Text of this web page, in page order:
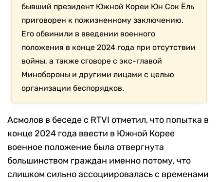
бывший президент Южной Кореи Юн Сок Ëль
приговорен к пожизненному заключению.
Его обвинили в введении военного
положения в конце 2024 года при отсутствии
войны, а также сговоре с экс-главой
Минобороны и другими лицами с целью
организации беспорядков.
Асмолов в беседе с RTVI отметил, что попытка в
конце 2024 года ввести в Южной Корее
военное положение была отвергнута
большинством граждан именно потому, что
слишком сильно ассоциировалась с временами